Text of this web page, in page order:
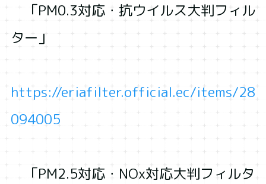
「PM0.3対応・抗ウイルス大判フィル
ター」
https://eriafilter.official.ec/items/28
094005
「PM2.5対応・NOx対応大判フィルタ